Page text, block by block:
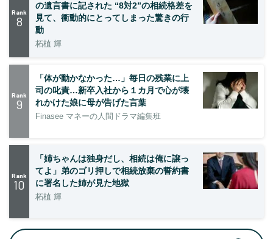
Rank
8
の遺言書に記された “8対2”の相続格差を
見て、衝動的にとってしまった驚きの行
動
柘植 輝
Rank
9
「体が動かなかった…」毎日の残業に上
司の叱責…新卒入社から１カ月で心が壊
れかけた娘に母が告げた言葉
Finasee マネーの人間ドラマ編集班
Rank
10
「姉ちゃんは独身だし、相続は俺に譲っ
てよ」弟のゴリ押しで相続放棄の誓約書
に署名した姉が見た地獄
柘植 輝